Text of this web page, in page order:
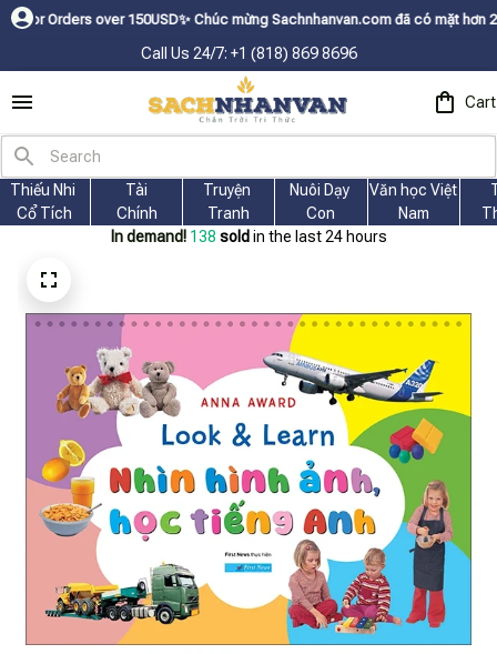
over 150USDㅤ✨Chúc mừng Sachnhanvan.com đã có mặt hơn 200 quốc
Call Us 24/7: +1 (818) 869 8696
Cart
Thiếu Nhi
Cổ Tích
Tài
Chính
Truyện
Tranh
Nuôi Dạy
Con
Văn học Việt
Nam
In demand! 140 sold in the last 24 hours